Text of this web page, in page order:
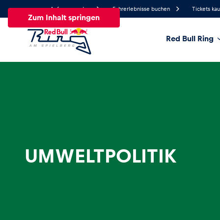
Zum Inhalt springen
Anfrage senden Fahrerlebnisse buchen Tickets
Red Bull Ring
News
UMWELTPOLITIK